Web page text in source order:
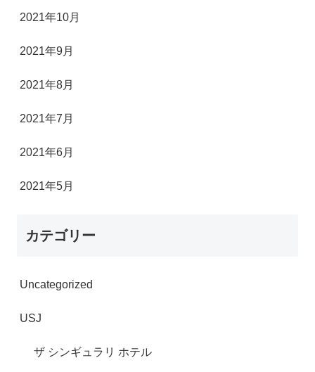
2021年10月
2021年9月
2021年8月
2021年7月
2021年6月
2021年5月
カテゴリー
Uncategorized
USJ
ザ シンギュラリ ホテル